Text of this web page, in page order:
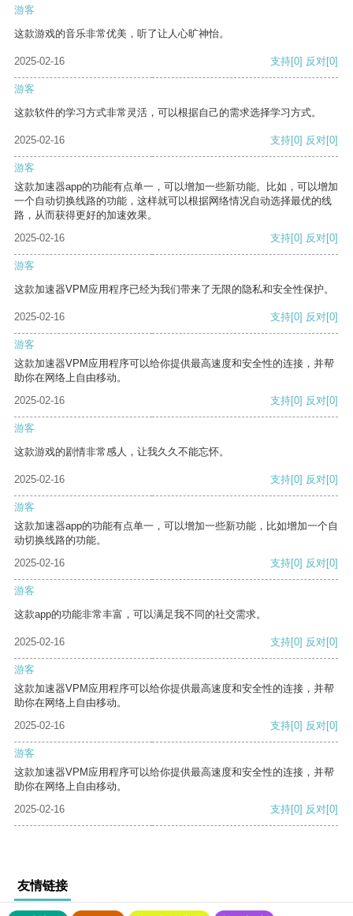
游客
这款游戏的音乐非常优美，听了让人心旷神怡。
2025-02-16 支持[0] 反对[0]
游客
这款软件的学习方式非常灵活，可以根据自己的需求选择学习方式。
2025-02-16 支持[0] 反对[0]
游客
这款加速器app的功能有点单一，可以增加一些新功能。比如，可以增加
一个自动切换线路的功能，这样就可以根据网络情况自动选择最优的线
路，从而获得更好的加速效果。
2025-02-16
支持[0] 反对[0]
游客
这款加速器VPM应用程序已经为我们带来了无限的隐私和安全性保护。
2025-02-16 支持[0] 反对[0]
游客
这款加速器VPM应用程序可以给你提供最高速度和安全性的连接，并帮
助你在网络上自由移动。
2025-02-16
支持[0] 反对[0]
游客
这款游戏的剧情非常感人，让我久久不能忘怀。
2025-02-16 支持[0] 反对[0]
游客
这款加速器app的功能有点单一，可以增加一些新功能，比如增加一个自
动切换线路的功能。
2025-02-16
支持[0] 反对[0]
游客
这款app的功能非常丰富，可以满足我不同的社交需求。
2025-02-16 支持[0] 反对[0]
游客
这款加速器VPM应用程序可以给你提供最高速度和安全性的连接，并帮
助你在网络上自由移动。
2025-02-16
支持[0] 反对[0]
游客
这款加速器VPM应用程序可以给你提供最高速度和安全性的连接，并帮
助你在网络上自由移动。
2025-02-16
支持[0] 反对[0]
友情链接